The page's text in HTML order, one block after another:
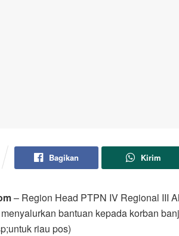
Bagikan Kirim
– Region Head PTPN IV Regional III
bantuan kepada korban
riau pos)